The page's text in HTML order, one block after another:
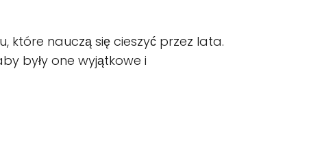
które nauczą się cieszyć przez lata.
były one wyjątkowe i